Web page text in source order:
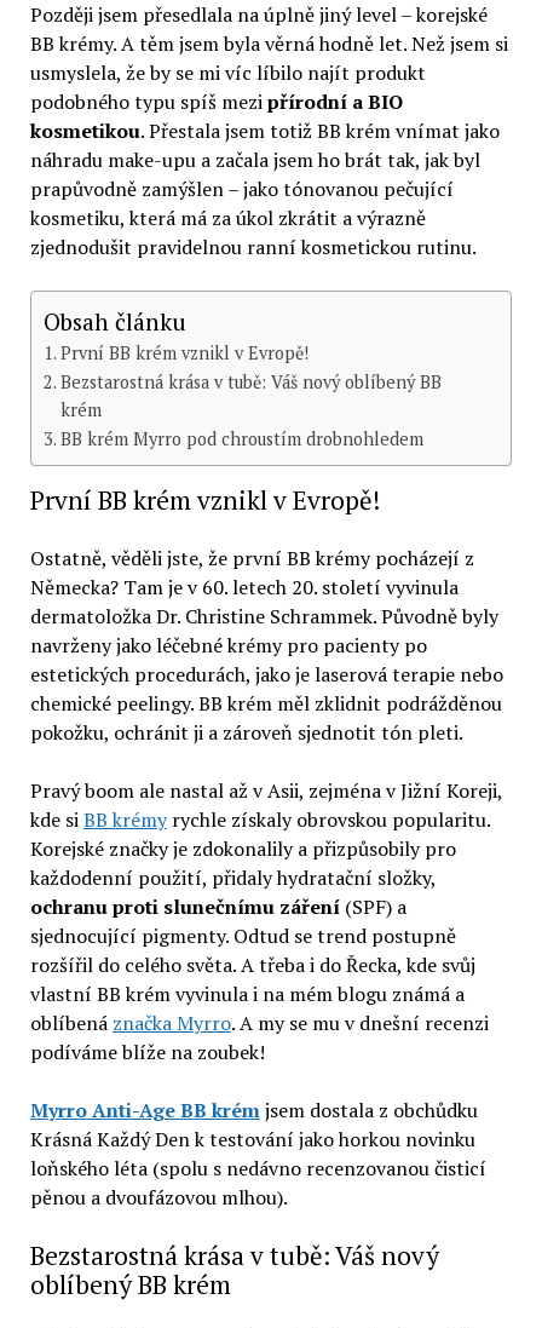
Později jsem přesedlala na úplně jiný level – korejské
BB krémy. A těm jsem byla věrná hodně let. Než jsem si
usmyslela, že by se mi víc líbilo najít produkt
podobného typu spíš mezipřírodní a BIO
kosmetikou. Přestala jsem totiž BB krém vnímat jako
náhradu make-upu a začala jsem ho brát tak, jak byl
prapůvodně zamýšlen – jako tónovanou pečující
kosmetiku, která má za úkol zkrátit a výrazně
zjednodušit pravidelnou ranní kosmetickou rutinu.
Obsah článku
První BB krém vznikl v Evropě!
Bezstarostná krása v tubě: Váš nový oblíbený BB
krém
BB krém Myrro pod chroustím drobnohledem
První BB krém vznikl v Evropě!
Ostatně, věděli jste, že první BB krémy pocházejí z
Německa? Tam je v 60. letech 20. století vyvinula
dermatoložka Dr. Christine Schrammek. Původně byly
navrženy jako léčebné krémy pro pacienty po
estetických procedurách, jako je laserová terapie nebo
chemické peelingy. BB krém měl zklidnit podrážděnou
pokožku, ochránit ji a zároveň sjednotit tón pleti.
Pravý boom ale nastal až v Asii, zejména v Jižní Koreji,
kde siBB krémyrychle získaly obrovskou popularitu.
Korejské značky je zdokonalily a přizpůsobily pro
každodenní použití, přidaly hydratační složky,
ochranu proti slunečnímu záření(SPF) a
sjednocující pigmenty. Odtud se trend postupně
rozšířil do celého světa. A třeba i do Řecka, kde svůj
vlastní BB krém vyvinula i na mém blogu známá a
oblíbená značka Myrro. A my se mu v dnešní recenzi
podíváme blíže na zoubek!
Myrro Anti-Age BB krémjsem dostala z obchůdku
Krásná Každý Den k testování jako horkou novinku
loňského léta (spolu s nedávno recenzovanou čisticí
pěnou a dvoufázovou mlhou).
Bezstarostná krása v tubě: Váš nový
oblíbený BB krém